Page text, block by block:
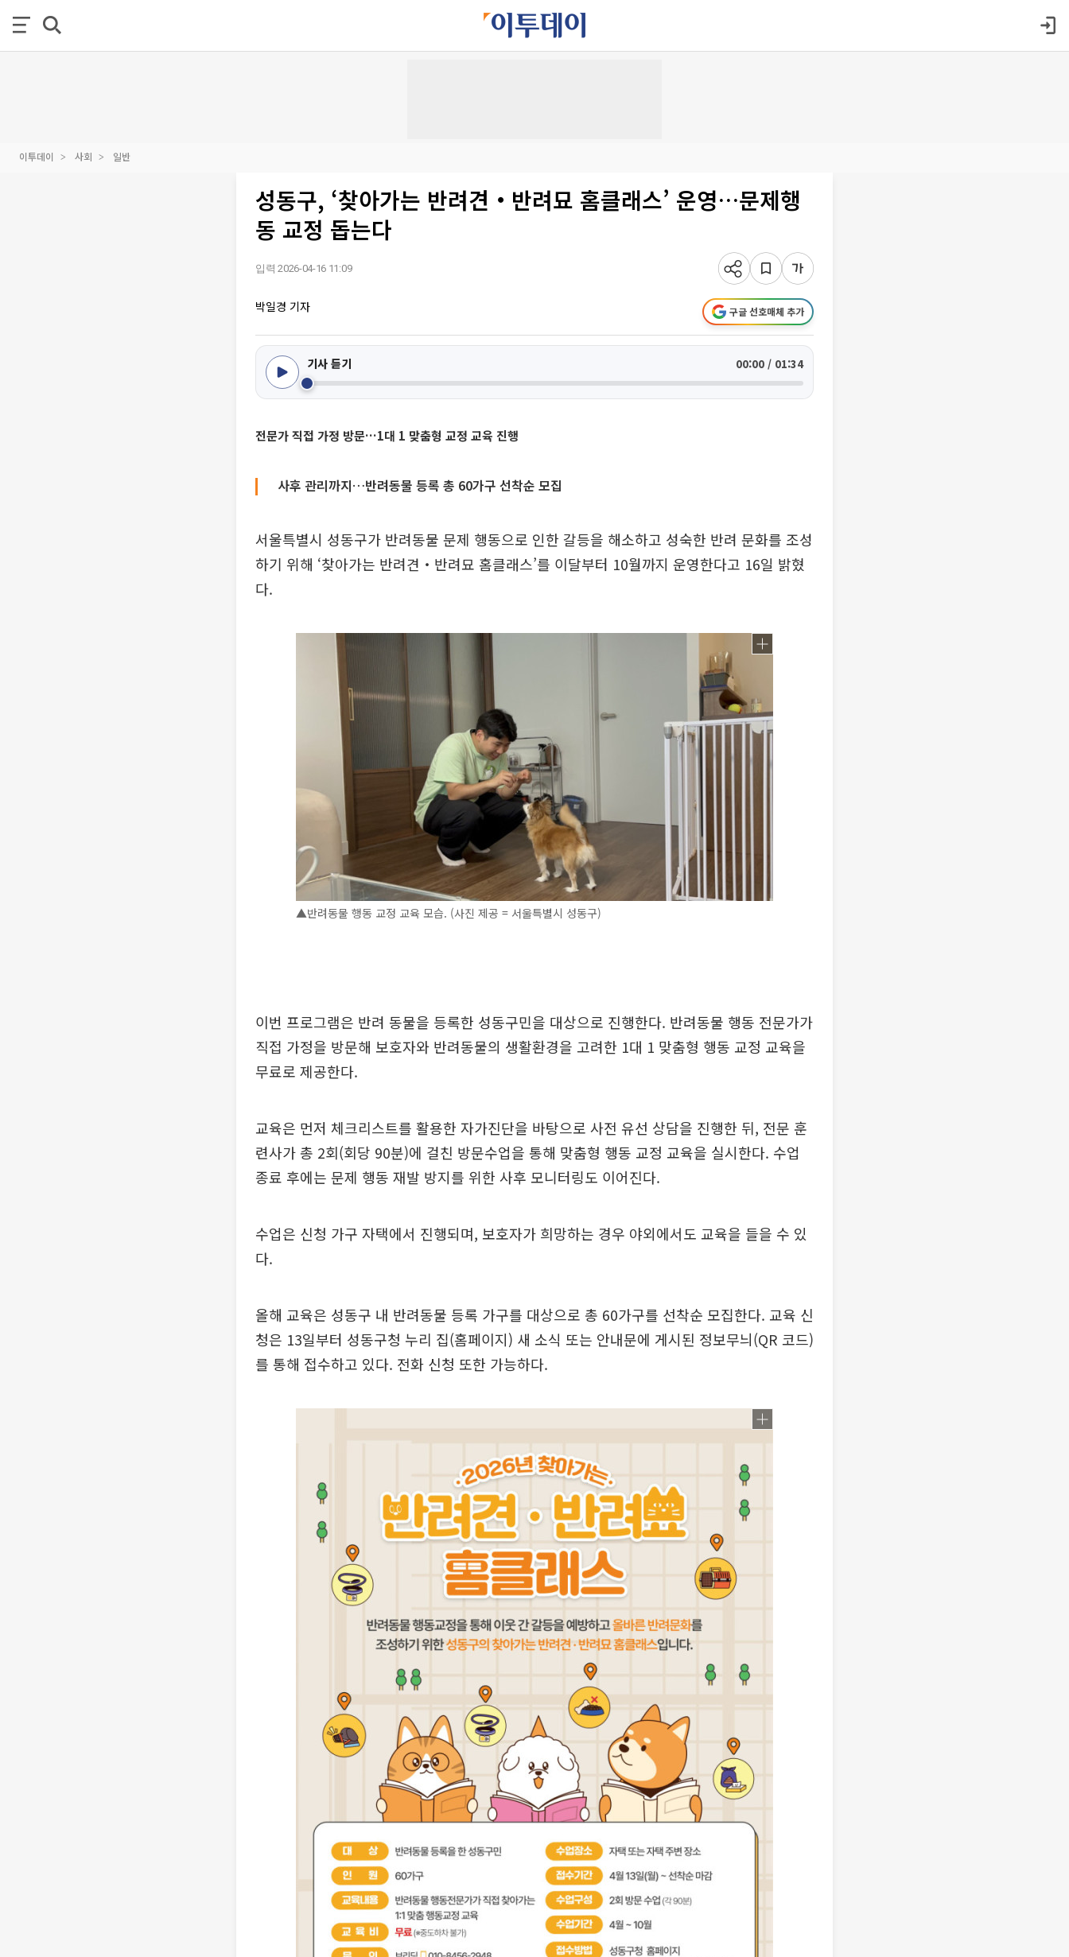
이투데이 사회 일반
성동구, ‘찾아가는 반려견‧반려묘 홈클래스’ 운영…문제행
동 교정 돕는다
입력 2026-04-16 11:09
박일경 기자 구글 선호매체 추가
기사 듣기 00:00 / 01:34
전문가 직접 가정 방문…1대 1 맞춤형 교정 교육 진행
사후 관리까지…반려동물 등록 총 60가구 선착순 모집
서울특별시 성동구가 반려동물 문제 행동으로 인한 갈등을 해소하고 성숙한 반려 문화를 조성
하기 위해 ‘찾아가는 반려견‧반려묘 홈클래스’를 이달부터 10월까지 운영한다고 16일 밝혔
다.
▲반려동물 행동 교정 교육 모습. (사진 제공 = 서울특별시 성동구)
이번 프로그램은 반려 동물을 등록한 성동구민을 대상으로 진행한다. 반려동물 행동 전문가가
직접 가정을 방문해 보호자와 반려동물의 생활환경을 고려한 1대 1 맞춤형 행동 교정 교육을
무료로 제공한다.
교육은 먼저 체크리스트를 활용한 자가진단을 바탕으로 사전 유선 상담을 진행한 뒤, 전문 훈
련사가 총 2회(회당 90분)에 걸친 방문수업을 통해 맞춤형 행동 교정 교육을 실시한다. 수업
종료 후에는 문제 행동 재발 방지를 위한 사후 모니터링도 이어진다.
수업은 신청 가구 자택에서 진행되며, 보호자가 희망하는 경우 야외에서도 교육을 들을 수 있
다.
올해 교육은 성동구 내 반려동물 등록 가구를 대상으로 총 60가구를 선착순 모집한다. 교육 신
청은 13일부터 성동구청 누리 집(홈페이지) 새 소식 또는 안내문에 게시된 정보무늬(QR 코드)
를 통해 접수하고 있다. 전화 신청 또한 가능하다.